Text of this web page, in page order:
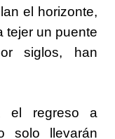
el horizonte,
tejer un puente
siglos, han
el regreso a
solo llevarán